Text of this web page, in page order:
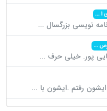
ا...
نویسی بزرگسال ...
...
پور. خیلی حرف ...
رفتم .ایشون با ...